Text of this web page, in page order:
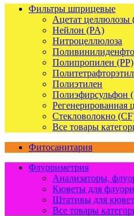
Фильтры шприцевые
Ацетат целлюлозы
Нейлон (PA)
Нитроцеллюлоза
Полипропилен (PP)
Полиэтилен
Полиэфирсульфон
Регенерированная
Стекловолокно
Все товары
Фитосанитария
Флуориметрия
Анализаторы,
Кюветы для
Штативы для кювет
Все товары